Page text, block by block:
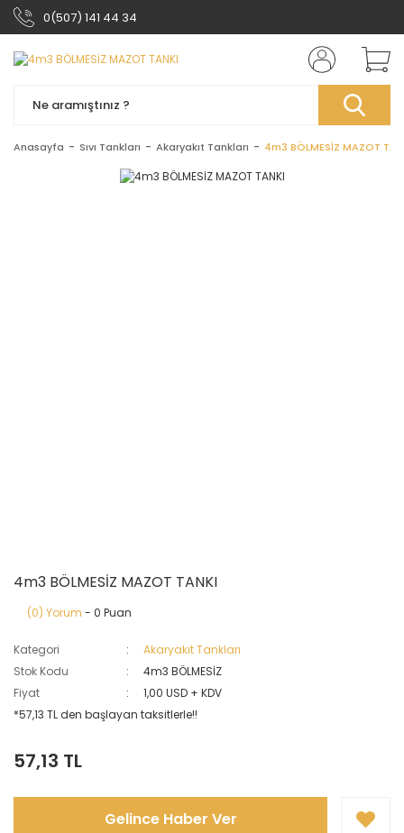
0(507) 141 44 34
Anasayfa Sıvı Tankları Akaryakıt Tankları 4m3 BÖLMESİZ MAZOT
4m3 BÖLMESİZ MAZOT TANKI
(0) Yorum - 0 Puan
Kategori
Akaryakıt Tankları
Stok Kodu
4m3 BÖLMESİZ
Fiyat
1,00 USD + KDV
*57,13 TL den başlayan taksitlerle!!
57,13 TL
Gelince Haber Ver